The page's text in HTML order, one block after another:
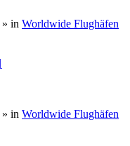
» in Worldwide Flughäfen
» in Worldwide Flughäfen